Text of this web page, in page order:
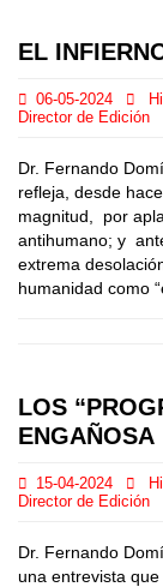
EL
06-05-2024
Director de Edición
Dr. Fernando
refleja, desde
magnitud, por
antihumano; y
extrema
humanidad como
LOS
ENGAÑOSA
15-04-2024
Director de Edición
Dr. Fernando
una entrevista